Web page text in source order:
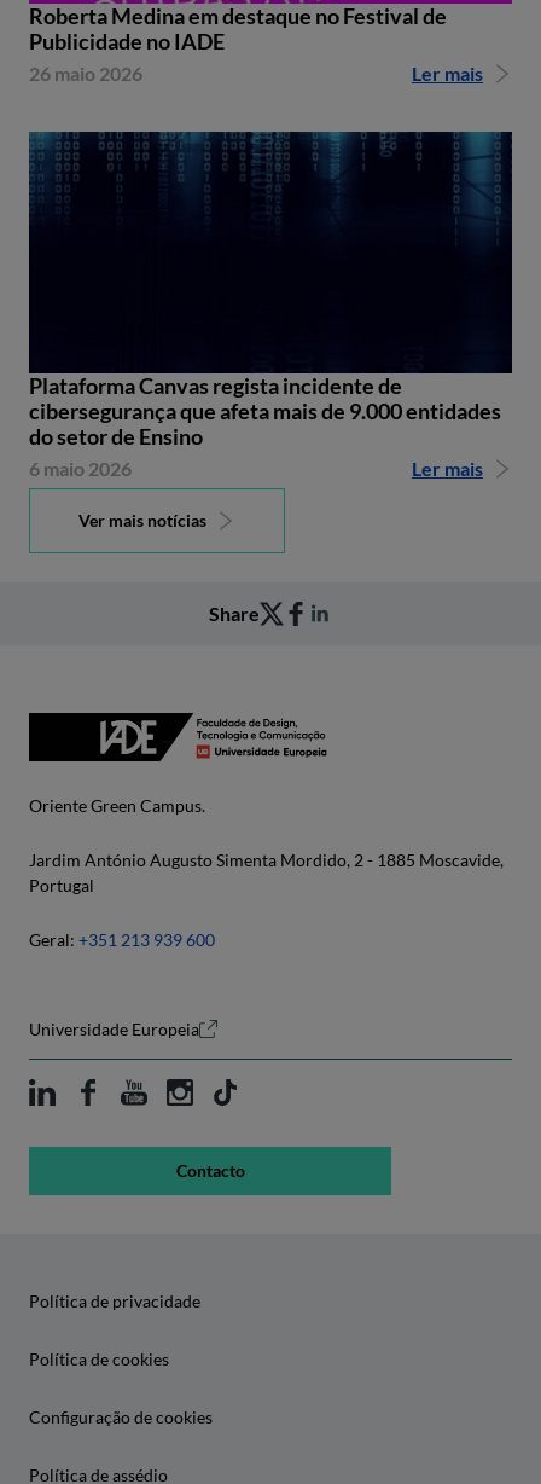
Roberta Medina em destaque no Festival de
Publicidade no IADE
26 maio 2026 Ler mais
Plataforma Canvas regista incidente de
cibersegurança que afeta mais de 9.000 entidades
do setor de Ensino
6 maio 2026 Ler mais
Ver mais notícias
Share
Oriente Green Campus.
Jardim António Augusto Simenta Mordido, 2 - 1885 Moscavide,
Portugal
Geral: +351 213 939 600
Universidade Europeia
Contacto
Política de privacidade
Política de cookies
Configuração de cookies
Política de assédio